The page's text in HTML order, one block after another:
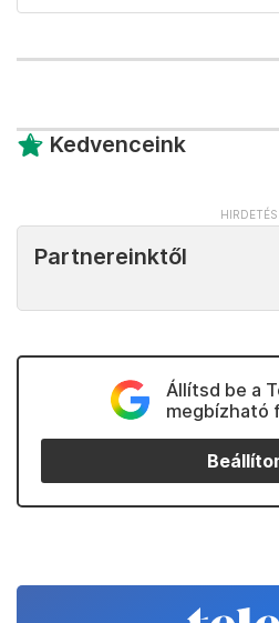
Kedvenceink
Partnereinktől
Állítsd be a
megbízható